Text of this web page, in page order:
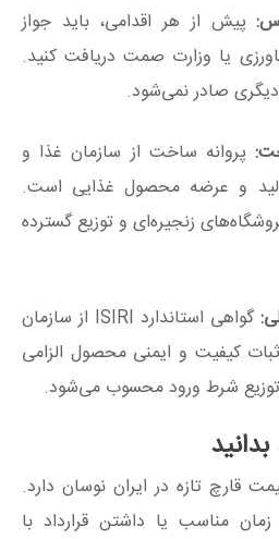
پیش از هر اقدامی، باید جواز
یا وزارت صمت دریافت کنید.
صادر نمی‌شود.
پروانه ساخت از سازمان غذا و
و عرضه محصول غذایی است.
زنجیره‌ای و توزیع گسترده
گواهی استاندارد ISIRI از سازمان
کیفیت و ایمنی محصول الزامی
شرط ورود محسوب می‌شود.
قارچ تازه در ایران نوسان دارد.
مناسب یا داشتن قرارداد با